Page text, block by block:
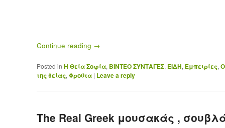
Continue reading →
Posted in H Θεία Σοφία, ΒΙΝΤΕΟ ΣΥΝΤΑΓΕΣ, ΕΙΔΗ, Εμπειρίες,
της θείας, Φρούτα | Leave a reply
The Real Greek μουσακάς ,